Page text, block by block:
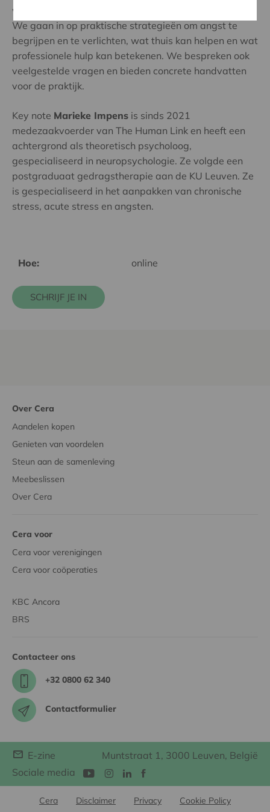
welke stappen je kan zetten om ermee om te gaan.
We gaan in op praktische strategieën om angst te
begrijpen en te verlichten, wat thuis kan helpen en wat
professionele hulp kan betekenen. We bespreken ook
veelgestelde vragen en bieden concrete handvatten
voor de praktijk.
Key note Marieke Impens is sinds 2021
medezaakvoerder van The Human Link en heeft een
achtergrond als theoretisch psycholoog,
gespecialiseerd in neuropsychologie. Ze volgde een
postgraduaat gedragstherapie aan de KU Leuven. Ze
is gespecialiseerd in het aanpakken van chronische
stress, acute stress en angsten.
Hoe: online
SCHRIJF JE IN
Over Cera
Aandelen kopen
Genieten van voordelen
Steun aan de samenleving
Meebeslissen
Over Cera
Cera voor
Cera voor verenigingen
Cera voor coöperaties
KBC Ancora
BRS
Contacteer ons
+32 0800 62 340
Contactformulier
E-zine
Muntstraat 1, 3000 Leuven, België
Sociale media
Cera Disclaimer Privacy
Cookie Policy